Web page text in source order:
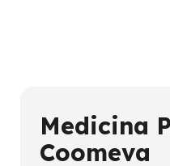
Medicina
Coomeva